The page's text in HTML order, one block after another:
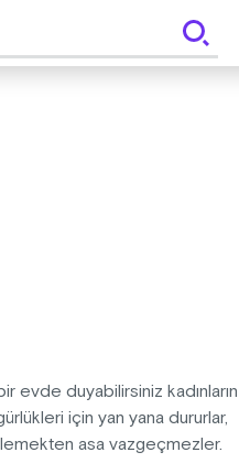
evde duyabilirsiniz kadınların
için yan yana dururlar,
asa vazgeçmezler.